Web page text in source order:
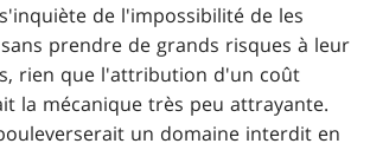
de l'impossibilité de les
prendre de grands risques à leur
rien que l'attribution d'un coût
la mécanique très peu attrayante.
un domaine interdit en